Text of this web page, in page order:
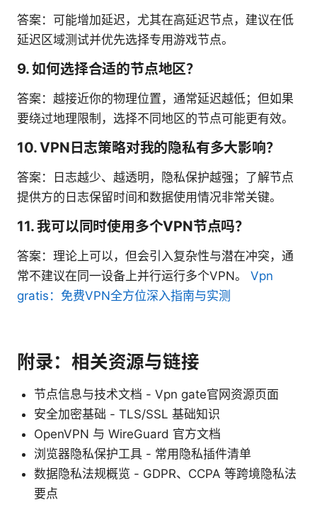
答案：可能增加延迟，尤其在高延迟节点，建议在低
延迟区域测试并优先选择专用游戏节点。
9. 如何选择合适的节点地区？
答案：越接近你的物理位置，通常延迟越低；但如果
要绕过地理限制，选择不同地区的节点可能更有效。
10. VPN日志策略对我的隐私有多大影响？
答案：日志越少、越透明，隐私保护越强；了解节点
提供方的日志保留时间和数据使用情况非常关键。
11. 我可以同时使用多个VPN节点吗？
答案：理论上可以，但会引入复杂性与潜在冲突，通
常不建议在同一设备上并行运行多个VPN。 Vpn
gratis：免费VPN全方位深入指南与实测
附录：相关资源与链接
节点信息与技术文档 - Vpn gate官网资源页面
安全加密基础 - TLS/SSL 基础知识
OpenVPN 与 WireGuard 官方文档
浏览器隐私保护工具 - 常用隐私插件清单
数据隐私法规概览 - GDPR、CCPA 等跨境隐私法
要点